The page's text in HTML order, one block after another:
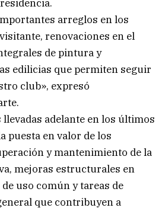
arreglos en los
renovaciones en el
de pintura y
edilicias que permiten seguir
club», expresó
adelante en los últimos
puesta en valor de los
y mantenimiento de la
mejoras estructurales en
uso común y tareas de
que contribuyen a